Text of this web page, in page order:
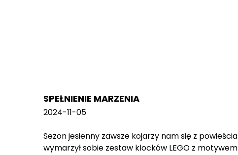
SPEŁNIENIE MARZENIA
2024-11-05
Sezon jesienny zawsze kojarzy nam się z
wymarzył sobie zestaw klocków LEGO z